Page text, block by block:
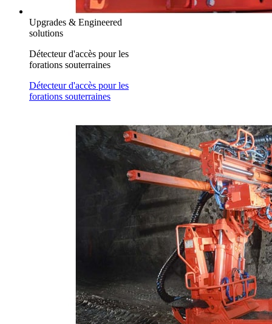
Upgrades & Engineered
solutions
Détecteur d'accès pour les
forations souterraines
Détecteur d'accès pour les
forations souterraines